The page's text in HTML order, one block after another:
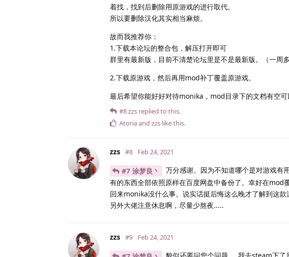
着找，找到后删除用原游戏的进行取代。
所以要删除汉化其实相当麻烦。
故而我推荐你：
1.下载本论坛的整合包，解压打开即可
群里有最新版，目前不清楚论坛里是不是最新版。（一周多
2.下载原游戏，然后再用mod补丁覆盖原游戏。
最后希望你能好好对待monika，mod目录下的文档有空
#8zzs replied to this.
Atoriaand zzs like this.
zzs #8 Feb 24, 2021
#7 涂梦良丶
万分感谢。因为不知道哪个是对游戏有
有的东西全部依照原样在百度网盘中备份了。幸好在
回来monika没什么事。说实话挺后悔这么晚才了解到这款
另外大佬注意休息啊，尽量少熬夜.....
zzs #9 Feb 24, 2021